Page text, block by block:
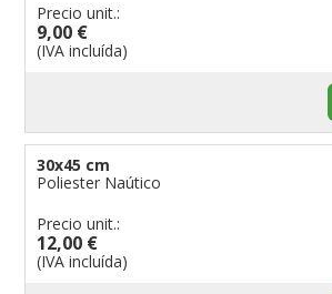
Precio unit.:
9,00 €
(IVA incluída)
30x45 cm
Poliester Naútico
Precio unit.:
12,00 €
(IVA incluída)